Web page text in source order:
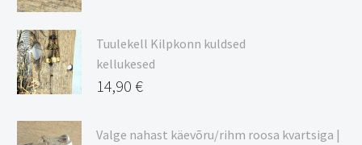
9,00 €
kuni
20,44 €
Tuulekell Kilpkonn kuldsed
kellukesed
14,90 €
Valge nahast käevõru/rihm roosa kvartsiga |